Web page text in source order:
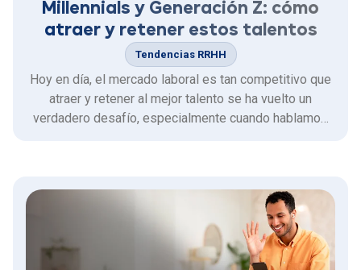
Millennials y Generación Z: cómo
atraer y retener estos talentos
Tendencias RRHH
Hoy en día, el mercado laboral es tan competitivo que
atraer y retener al mejor talento se ha vuelto un
verdadero desafío, especialmente cuando hablamos